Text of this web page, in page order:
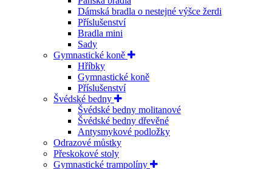
Dámská bradla o nestejné výšce žerdi
Příslušenství
Bradla mini
Sady
Gymnastické koně
Hříbky
Gymnastické koně
Příslušenství
Švédské bedny
Švédské bedny molitanové
Švédské bedny dřevěné
Antysmykové podložky
Odrazové můstky
Přeskokové stoly
Gymnastické trampolíny